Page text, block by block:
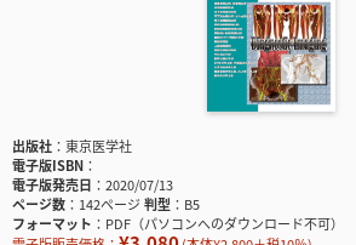
出版社
東京医学社
電子版ISBN
電子版発売日
2020/07/13
ページ数
142ページ判型
B5
フォーマット
PDF（パソコンへのダウンロード不可）